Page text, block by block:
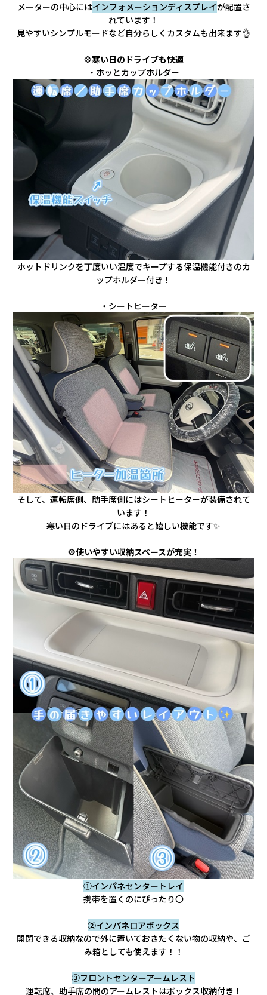
メーターの中心にはインフォメーションディスプレイが配置さ
れています！
見やすいシンプルモードなど自分らしくカスタムも出来ます👌
💠寒い日のドライブも快適
・ホッとカップホルダー
ホットドリンクを丁度いい温度でキープする保温機能付きのカ
ップホルダー付き！
・シートヒーター
そして、運転席側、助手席側にはシートヒーターが装備されて
います！
寒い日のドライブにはあると嬉しい機能です✨
💠使いやすい収納スペースが充実！
①インパネセンタートレイ
携帯を置くのにぴったり〇
②インパネロアボックス
開閉できる収納なので外に置いておきたくない物の収納や、ご
み箱としても使えます！！
③フロントセンターアームレスト
運転席、助手席の間のアームレストはボックス収納付き！